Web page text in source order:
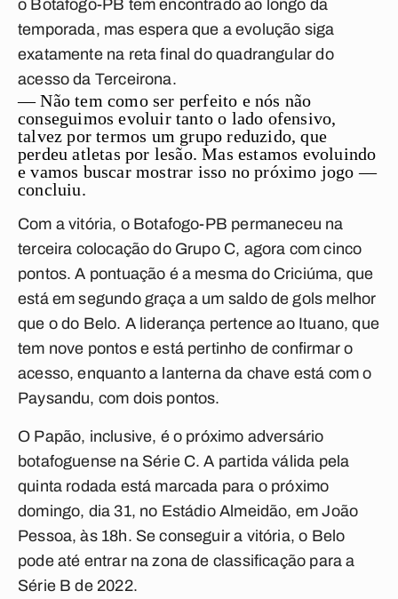
o Botafogo-PB tem encontrado ao longo da
temporada, mas espera que a evolução siga
exatamente na reta final do quadrangular do
acesso da Terceirona.
— Não tem como ser perfeito e nós não
conseguimos evoluir tanto o lado ofensivo,
talvez por termos um grupo reduzido, que
perdeu atletas por lesão. Mas estamos evoluindo
e vamos buscar mostrar isso no próximo jogo —
concluiu.
Com a vitória, o Botafogo-PB permaneceu na
terceira colocação do Grupo C, agora com cinco
pontos. A pontuação é a mesma do Criciúma, que
está em segundo graça a um saldo de gols melhor
que o do Belo. A liderança pertence ao Ituano, que
tem nove pontos e está pertinho de confirmar o
acesso, enquanto a lanterna da chave está com o
Paysandu, com dois pontos.
O Papão, inclusive, é o próximo adversário
botafoguense na Série C. A partida válida pela
quinta rodada está marcada para o próximo
domingo, dia 31, no Estádio Almeidão, em João
Pessoa, às 18h. Se conseguir a vitória, o Belo
pode até entrar na zona de classificação para a
Série B de 2022.